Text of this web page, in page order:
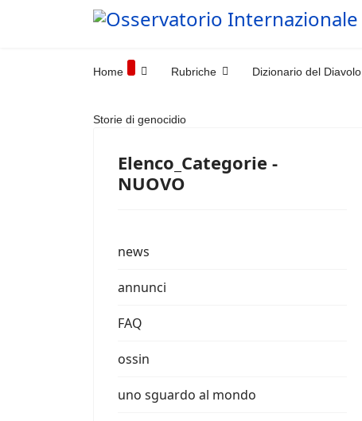
Home Rubriche Dizionario del Diavolo
Storie di genocidio
Elenco_Categorie -
NUOVO
news
annunci
FAQ
ossin
uno sguardo al mondo